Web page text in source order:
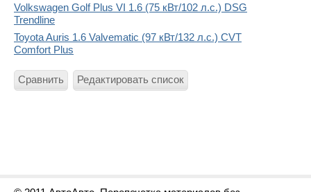
Volkswagen Golf Plus VI 1.6 (75 кВт/102 л.с.) DSG
Trendline
Toyota Auris 1.6 Valvematic (97 кВт/132 л.с.) CVT
Comfort Plus
Сравнить Редактировать список